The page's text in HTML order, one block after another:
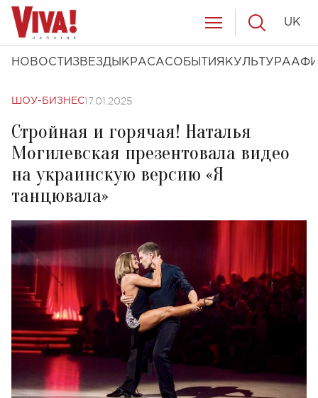
НОВОСТИ ЗВЕЗДЫ КРАСАСОБЫТИЯ КУЛЬТУРА
UK
ШОУ-БИЗНЕС17.01.2025
Стройная и горячая! Наталья
Могилевская презентовала видео
на украинскую версию «Я
танцювала»